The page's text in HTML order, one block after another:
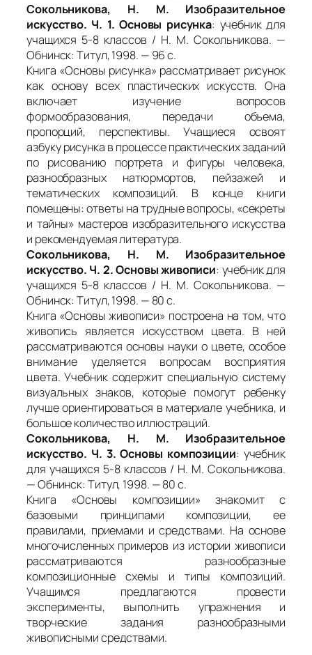
Сокольникова, Н. М. Изобразительное
искусство. Ч. 1. Основы рисунка: учебник для
учащихся 5-8 классов / Н. М. Сокольникова. —
Обнинск: Титул, 1998. — 96 с.
Книга «Основы рисунка» рассматривает рисунок
как основу всех пластических искусств. Она
включает изучение вопросов
формообразования, передачи объема,
пропорций, перспективы. Учащиеся освоят
азбуку рисунка в процессе практических заданий
по рисованию портрета и фигуры человека,
разнообразных натюрмортов, пейзажей и
тематических композиций. В конце книги
помещены: ответы на трудные вопросы, «секреты
и тайны» мастеров изобразительного искусства
и рекомендуемая литература.
Сокольникова, Н. М. Изобразительное
искусство. Ч. 2. Основы живописи: учебник для
учащихся 5-8 классов / Н. М. Сокольникова. —
Обнинск: Титул, 1998. — 80 с.
Книга «Основы живописи» построена на том, что
живопись является искусством цвета. В ней
рассматриваются основы науки о цвете, особое
внимание уделяется вопросам восприятия
цвета. Учебник содержит специальную систему
визуальных знаков, которые помогут ребенку
лучше ориентироваться в материале учебника, и
большое количество иллюстраций.
Сокольникова, Н. М. Изобразительное
искусство. Ч. 3. Основы композиции: учебник
для учащихся 5-8 классов / Н. М. Сокольникова.
— Обнинск: Титул, 1998. — 80 с.
Книга «Основы композиции» знакомит с
базовыми принципами композиции, ее
правилами, приемами и средствами. На основе
многочисленных примеров из истории живописи
рассматриваются разнообразные
композиционные схемы и типы композиций.
Учащимся предлагаются провести
эксперименты, выполнить упражнения и
творческие задания разнообразными
живописными средствами.